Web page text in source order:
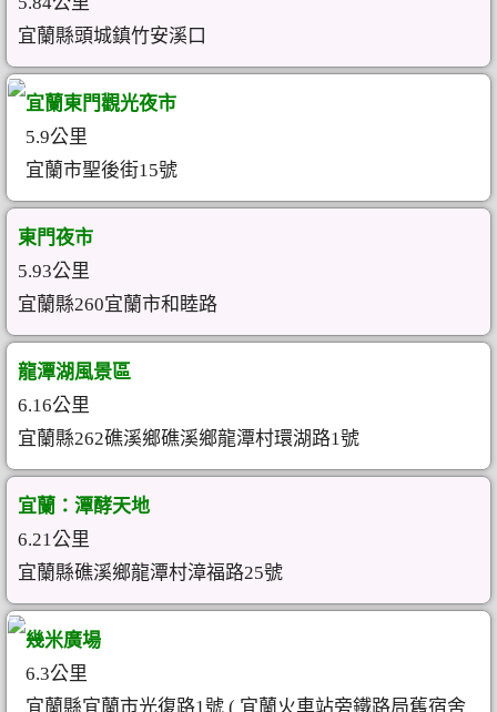
宜蘭縣頭城鎮竹安溪口
宜蘭東門觀光夜市
5.9公里
宜蘭市聖後街15號
東門夜市
5.93公里
宜蘭縣260宜蘭市和睦路
龍潭湖風景區
6.16公里
宜蘭縣262礁溪鄉礁溪鄉龍潭村環湖路1號
宜蘭：潭酵天地
6.21公里
宜蘭縣礁溪鄉龍潭村漳福路25號
幾米廣場
6.3公里
宜蘭縣宜蘭市光復路1號 ( 宜蘭火車站旁鐵路局舊宿舍